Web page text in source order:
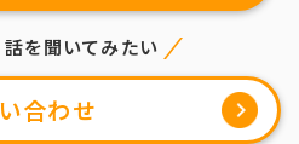
話を聞いてみたい
合わせ